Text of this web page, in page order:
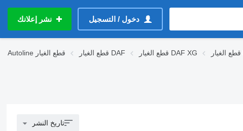
دخول / التسجيل نشر إعلانك
Autoline قطع الغيار قطع الغيار DAF قطع الغيار DAF XG
تاريخ النشر